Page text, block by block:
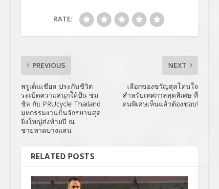
RATE:
PREVIOUS
พรูเด็นเชียล ประกันชีวิต
ระเบิดความสนุกให้ปั่น ชม
ชิล กับ PRUcycle Thailand
มหกรรมงานปั่นจักรยานสุด
ยิ่งใหญ่ส่งท้ายปี ณ
ชายหาดบางแสน
NEXT
เลือกของขวัญสุดโดนใจ
สำหรับเทศกาลสุดพิเศษ ที่
คนพิเศษเห็นแล้วต้องชอบ!
RELATED POSTS